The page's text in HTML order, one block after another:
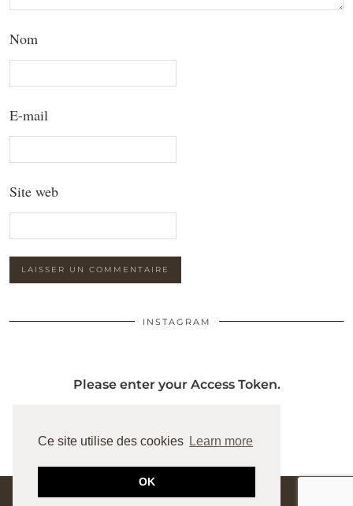
Ce site utilise des cookies Learn more
OK
Nom
E-mail
Site web
INSTAGRAM
Please enter your Access Token.